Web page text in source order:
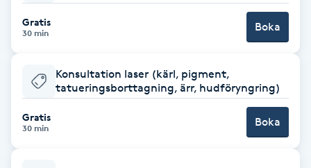
Brynfärgning
Brynplockning
Bröllopsuppsättning
C
Gratis
30 min Boka
Konsultation laser (kärl, pigment,
tatueringsborttagning, ärr, hudföryngring)
Gratis
30 min Boka